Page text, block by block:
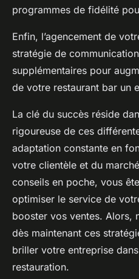
programmes de fidélité
Enfin, l’agencement de
stratégie de
supplémentaires pour
de votre restaurant bar un
La clé du succès réside
rigoureuse de ces
adaptation constante en
votre clientèle et du
conseils en poche, vous
optimiser le service de
booster vos ventes. Alors,
dès maintenant ces
briller votre entreprise
restauration.